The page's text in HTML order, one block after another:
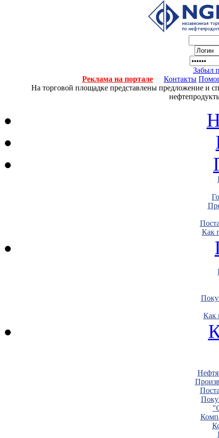
Забыл
Реклама на портале
Контакты
На торговой площадке представлены предложение и
Как
Как